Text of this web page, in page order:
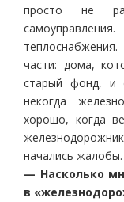
просто не
части: дома,
старый фонд, и
некогда
хорошо, когда
начались жалобы.
— Насколько
в